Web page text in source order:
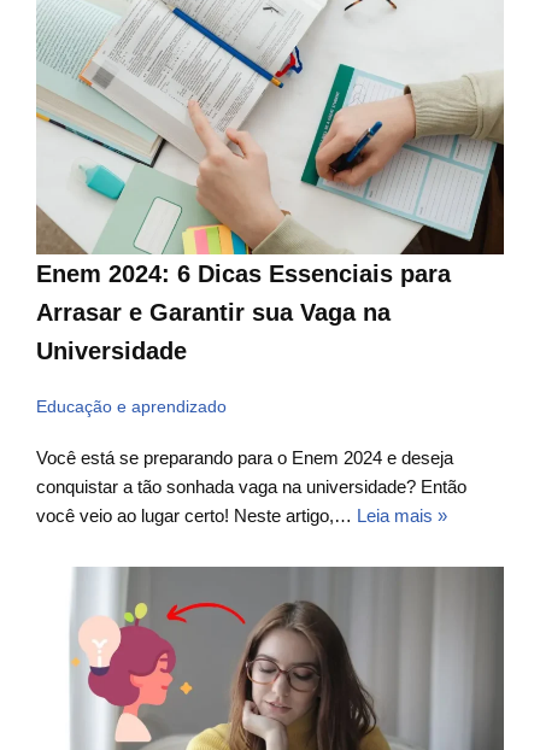
Enem 2024: 6 Dicas Essenciais para
Arrasar e Garantir sua Vaga na
Universidade
Educação e aprendizado
Você está se preparando para o Enem 2024 e deseja
conquistar a tão sonhada vaga na universidade? Então
você veio ao lugar certo! Neste artigo,… Leia mais »